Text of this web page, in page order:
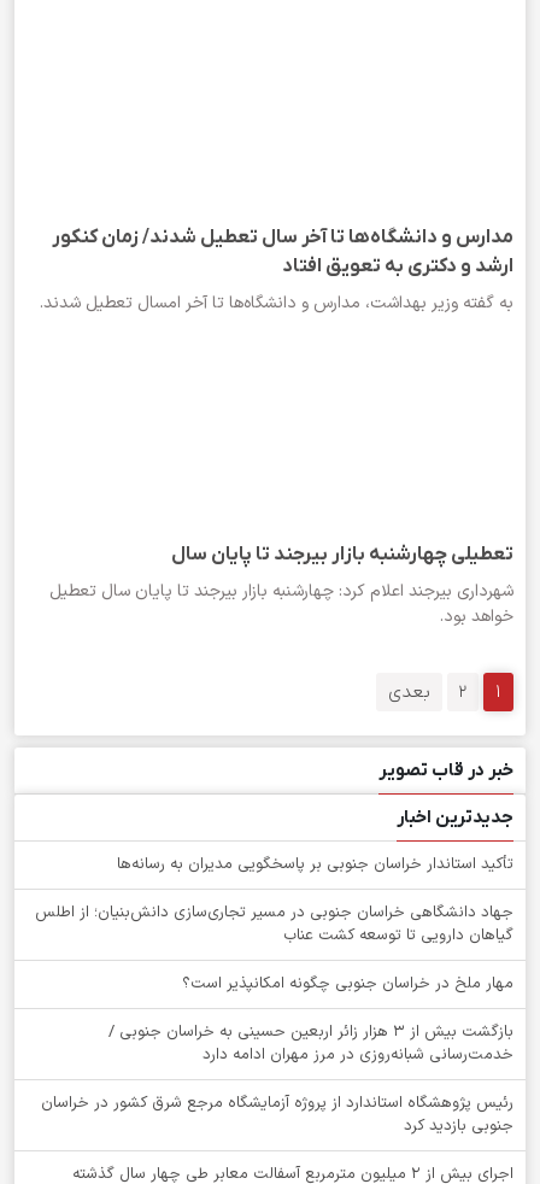
مدارس و دانشگاه‌ها تا آخر سال تعطیل شدند/ زمان کنکور
ارشد و دکتری به تعویق افتاد
به گفته وزیر بهداشت، مدارس و دانشگاه‌ها تا آخر امسال تعطیل شدند.
تعطیلی چهارشنبه بازار بیرجند تا پایان سال
شهرداری بیرجند اعلام کرد: چهارشنبه بازار بیرجند تا پایان سال تعطیل
خواهد بود.
1
2 بعدی
خبر در قاب تصویر
جدیدترین اخبار
تأکید استاندار خراسان جنوبی بر پاسخگویی مدیران به رسانه‌ها
جهاد دانشگاهی خراسان جنوبی در مسیر تجاری‌سازی دانش‌بنیان؛ از اطلس
گیاهان دارویی تا توسعه کشت عناب
‌مهار ملخ در خراسان جنوبی چگونه امکانپذیر است؟
بازگشت بیش از ۳ هزار زائر اربعین حسینی به خراسان جنوبی /
خدمت‌رسانی شبانه‌روزی در مرز مهران ادامه دارد
رئیس پژوهشگاه استاندارد از پروژه آزمایشگاه مرجع شرق کشور در خراسان
جنوبی بازدید کرد
اجرای بیش از ۲ میلیون مترمربع آسفالت معابر طی چهار سال گذشته